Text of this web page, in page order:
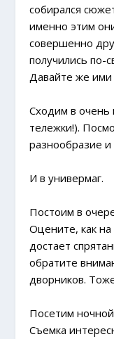
собирался
именно этим
совершенно
получились по-
Давайте же ими
Сходим в очень
тележки!).
разнообразие и
И в универмаг.
Постоим в
Оцените, как на
достает
обратите
дворников.
Посетим
Съемка